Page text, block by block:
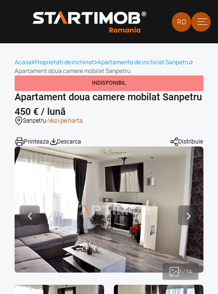
RO
Acasa Proprietati de inchiriat Apartamente de inchiriat Sanpetru
Apartament doua camere mobilat Sanpetru
INDISPONIBIL
Apartament doua camere mobilat Sanpetru
450 € / lună
Sanpetru-Vezi pe harta
Printeaza Descarca Distribuie
1/14